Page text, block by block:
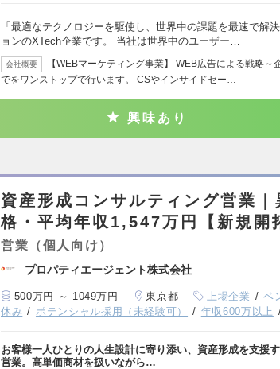
「最適なテクノロジーを駆使し、世界中の課題を最速で解
ョンのXTech企業です。 当社は世界中のユーザー…
会社概要
【WEBマーケティング事業】 WEB広告による戦略～
でをワンストップで行います。 CSやインサイドセー…
興味あり
資産形成コンサルティング営業
格・平均年収1,547万円【新規開
営業（個人向け）
プロパティエージェント株式会社
500万円 ～ 1049万円 東京都 上場企業 ベ
休み
ポテンシャル採用（未経験可） 年収600万以上
お客様一人ひとりの人生設計に寄り添い、資産形成を支援
営業。高単価商材を扱いながら…